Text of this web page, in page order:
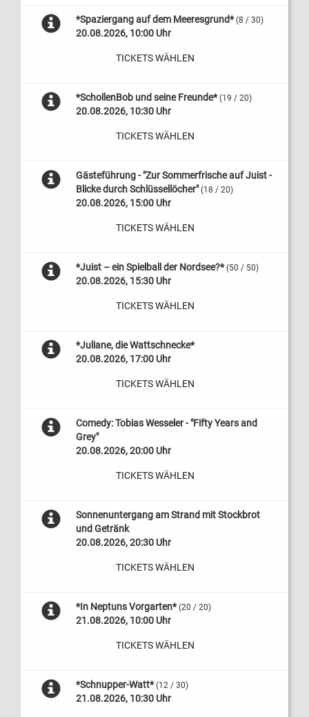
*Spaziergang auf dem Meeresgrund* (8 / 30)
20.08.2026, 10:00 Uhr
TICKETS WÄHLEN
*SchollenBob und seine Freunde* (19 / 20)
20.08.2026, 10:30 Uhr
TICKETS WÄHLEN
Gästeführung - "Zur Sommerfrische auf Juist -
Blicke durch Schlüssellöcher" (18 / 20)
20.08.2026, 15:00 Uhr
TICKETS WÄHLEN
*Juist – ein Spielball der Nordsee?* (50 / 50)
20.08.2026, 15:30 Uhr
TICKETS WÄHLEN
*Juliane, die Wattschnecke*
20.08.2026, 17:00 Uhr
TICKETS WÄHLEN
Comedy: Tobias Wesseler - "Fifty Years and
Grey"
20.08.2026, 20:00 Uhr
TICKETS WÄHLEN
Sonnenuntergang am Strand mit Stockbrot
und Getränk
20.08.2026, 20:30 Uhr
TICKETS WÄHLEN
*In Neptuns Vorgarten* (20 / 20)
21.08.2026, 10:00 Uhr
TICKETS WÄHLEN
*Schnupper-Watt* (12 / 30)
21.08.2026, 10:30 Uhr